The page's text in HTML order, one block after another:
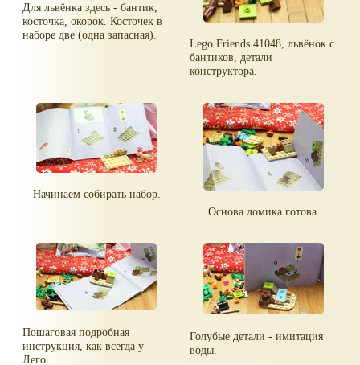
Для львёнка здесь - бантик,
косточка, окорок. Косточек в
наборе две (одна запасная).
Lego Friends 41048, львёнок с
бантиков, детали
конструктора.
Начинаем собирать набор.
Основа домика готова.
Пошаговая подробная
инструкция, как всегда у
Лего.
Голубые детали - имитация
воды.